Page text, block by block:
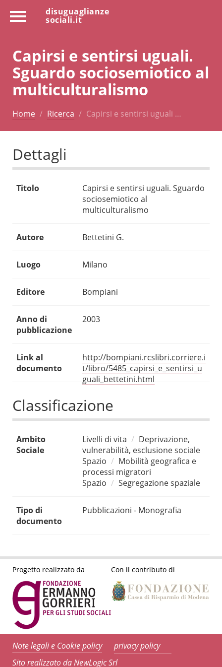
disuguaglianze
sociali.it
Capirsi e sentirsi uguali.
Sguardo sociosemiotico al
multiculturalismo
Home Ricerca Capirsi e sentirsi uguali …
Dettagli
Titolo
Capirsi e sentirsi uguali. Sguardo
sociosemiotico al
multiculturalismo
Autore Bettetini G.
Luogo Milano
Editore Bompiani
Anno di
pubblicazione
2003
Link al
documento
http://bompiani.rcslibri.corriere.i
t/libro/5485_capirsi_e_sentirsi_u
guali_bettetini.html
Classificazione
Ambito
Sociale
Livelli di vita
Deprivazione,
vulnerabilità, esclusione sociale
Spazio
Mobilità geografica e
processi migratori
Spazio
Segregazione spaziale
Tipo di
documento
Pubblicazioni - Monografia
Progetto realizzato da Con il contributo di
Note legali e Cookie policy
privacy policy
Sito realizzato da NewLogic Srl